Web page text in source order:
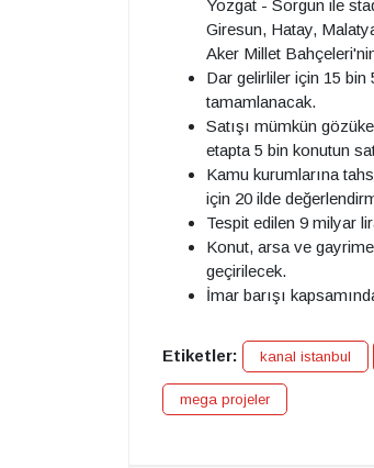
Yozgat - Sorgun ile
Giresun, Hatay,
Aker Millet
Dar gelirliler için 15 bin
tamamlanacak.
Satışı mümkün
etapta 5 bin konutun
Kamu kurumlarına
için 20 ilde
Tespit edilen 9 milyar
Konut, arsa ve
geçirilecek.
İmar barışı
Etiketler: kanal istanbul
mega projeler